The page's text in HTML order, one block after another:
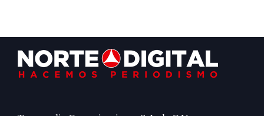
Footer